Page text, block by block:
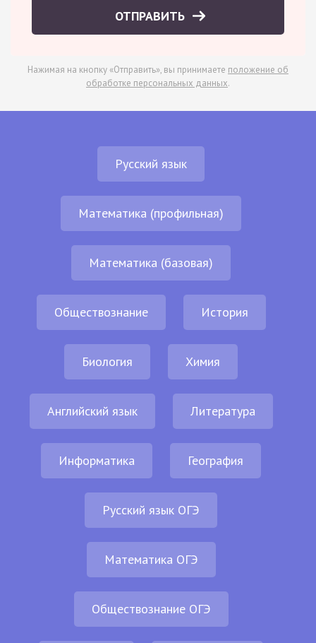
ОТПРАВИТЬ
Нажимая на кнопку «Отправить», вы принимаете положение об
обработке персональных данных.
Русский язык
Математика (профильная)
Математика (базовая)
Обществознание История
Биология Химия
Английский язык Литература
Информатика География
Русский язык ОГЭ
Математика ОГЭ
Обществознание ОГЭ